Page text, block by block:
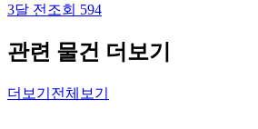
3달 전 조회 594
관련 물건 더보기
더보기 전체보기